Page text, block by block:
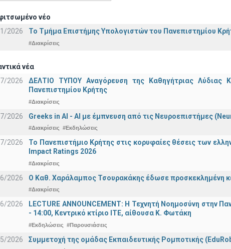
νέο
2026
Το Τμήμα Επιστήμης Υπολογιστών του Πανεπιστημίου
#Διακρίσεις
νέα
2026
ΔΕΛΤΙΟ ΤΥΠΟΥ Αναγόρευση της Καθηγήτριας Λύδιας
Πανεπιστημίου Κρήτης
#Διακρίσεις
2026 Greeks in AI - ΑΙ με έμπνευση από τις Νευροεπιστήμες
#Διακρίσεις #Εκδηλώσεις
2026
Το Πανεπιστήμιο Κρήτης στις κορυφαίες θέσεις των
Impact Ratings 2026
#Διακρίσεις
2026 Ο Καθ. Χαράλαμπος Τσουρακάκης έδωσε προσκεκλημένη
#Διακρίσεις
2026
LECTURE ANNOUNCEMENT: Η Τεχνητή Νοημοσύνη στην
- 14:00, Κεντρικό κτίριο ΙΤΕ, αίθουσα Κ. Φωτάκη
#Εκδηλώσεις #Παρουσιάσεις
2026 Συμμετοχή της ομάδας Εκπαιδευτικής Ρομποτικής